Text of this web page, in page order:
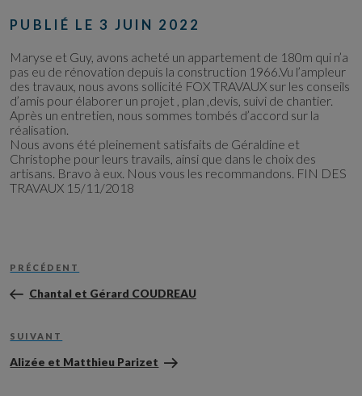
PUBLIÉ LE 3 JUIN 2022
Maryse et Guy, avons acheté un appartement de 180m qui n’a
pas eu de rénovation depuis la construction 1966.Vu l’ampleur
des travaux, nous avons sollicité FOX TRAVAUX sur les conseils
d’amis pour élaborer un projet , plan ,devis, suivi de chantier.
Après un entretien, nous sommes tombés d’accord sur la
réalisation.
Nous avons été pleinement satisfaits de Géraldine et
Christophe pour leurs travails, ainsi que dans le choix des
artisans. Bravo à eux. Nous vous les recommandons. FIN DES
TRAVAUX 15/11/2018
de
l’article
Article
PRÉCÉDENT
Chantal et Gérard COUDREAU
Article
SUIVANT
Alizée et Matthieu Parizet